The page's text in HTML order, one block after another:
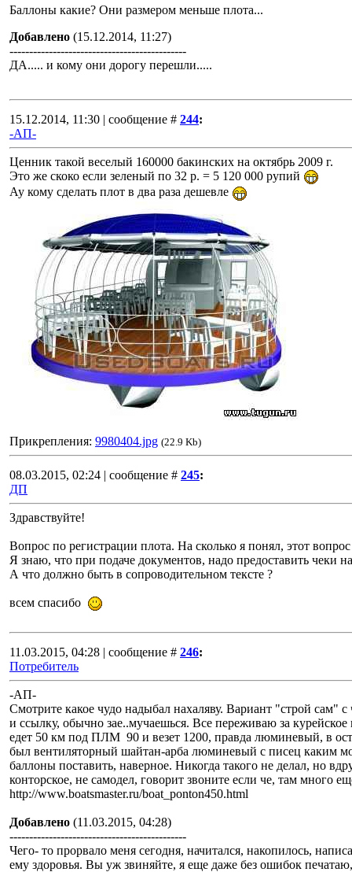
Баллоны какие? Они размером меньше плота...
Добавлено (15.12.2014, 11:27)
---------------------------------------------
ДА..... и кому они дорогу перешли.....
15.12.2014, 11:30 | сообщение # 244:
-АП-
Ценник такой веселый 160000 бакинских на октябрь 2009 г.
Это же скоко если зеленый по 32 р. = 5 120 000 рупий
Ау кому сделать плот в два раза дешевле
Прикрепления: 9980404.jpg (22.9 Kb)
08.03.2015, 02:24 | сообщение # 245:
ДП
Здравствуйте!
Вопрос по регистрации плота. На сколько я понял, этот
Я знаю, что при подаче документов, надо предоставить чеки
А что должно быть в сопроводительном тексте ?
всем спасибо
11.03.2015, 04:28 | сообщение # 246:
Потребитель
-АП-
Смотрите какое чудо надыбал нахаляву. Вариант "строй сам"
и ссылку, обычно зае..мучаешься. Все переживаю за
едет 50 км под ПЛМ 90 и везет 1200, правда люминевый, в
был вентиляторный шайтан-арба люминевый с писец каким
баллоны поставить, наверное. Никогда такого не делал, но
конторское, не самодел, говорит звоните если че, там много
http://www.boatsmaster.ru/boat_ponton450.html
Добавлено (11.03.2015, 04:28)
---------------------------------------------
Чего- то прорвало меня сегодня, начитался, накопилось,
ему здоровья. Вы уж звиняйте, я еще даже без ошибок